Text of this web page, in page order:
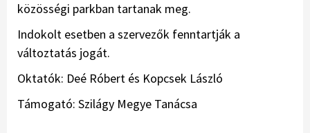
közösségi parkban tartanak meg.
Indokolt esetben a szervezők fenntartják a
változtatás jogát.
Oktatók: Deé Róbert és Kopcsek László
Támogató: Szilágy Megye Tanácsa